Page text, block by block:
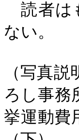
読者は
ない。
（写真
ろし事務
挙運動費